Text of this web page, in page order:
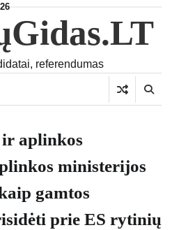
referendumas
aplinkos
ministerijos
gamtos
prie ES rytinių